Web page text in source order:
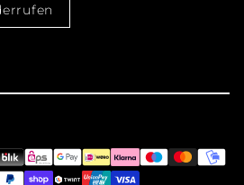
Zahlungsarten